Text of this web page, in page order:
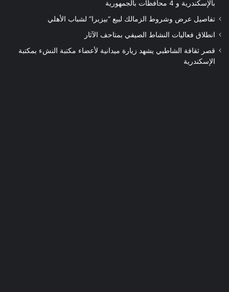
بالإسكندرية و 4 محافظات بالجمهورية
تفاصيل عرض وشروط الزمالك لبيع “بيزيرا” لشباب الأهلي
انطلاق فعاليات النشاط الصيفي بمتاحف الآثار
قصر ثقافة الشاطبي يشهد زيارة ميدانية لأعضاء مكتبة النشء بمكتبة
الإسكندرية